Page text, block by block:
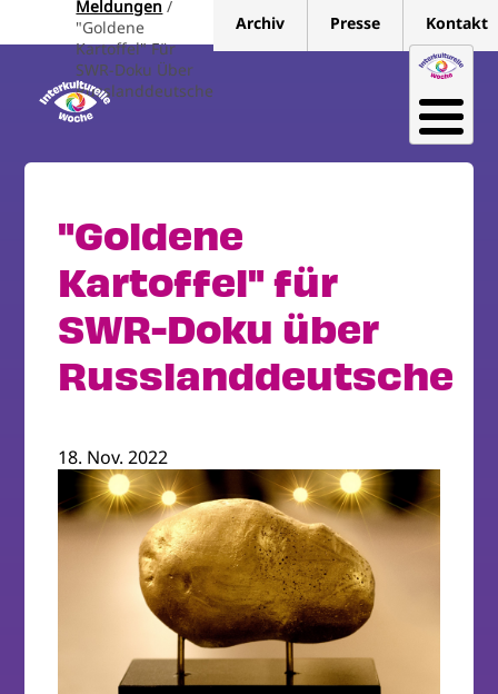
Meldungen
"Goldene
Kartoffel" Für
SWR-Doku Über
Russlanddeutsche
Archiv Presse Kontakt
"Goldene
Kartoffel" für
SWR-Doku über
Russlanddeutsche
18. Nov. 2022